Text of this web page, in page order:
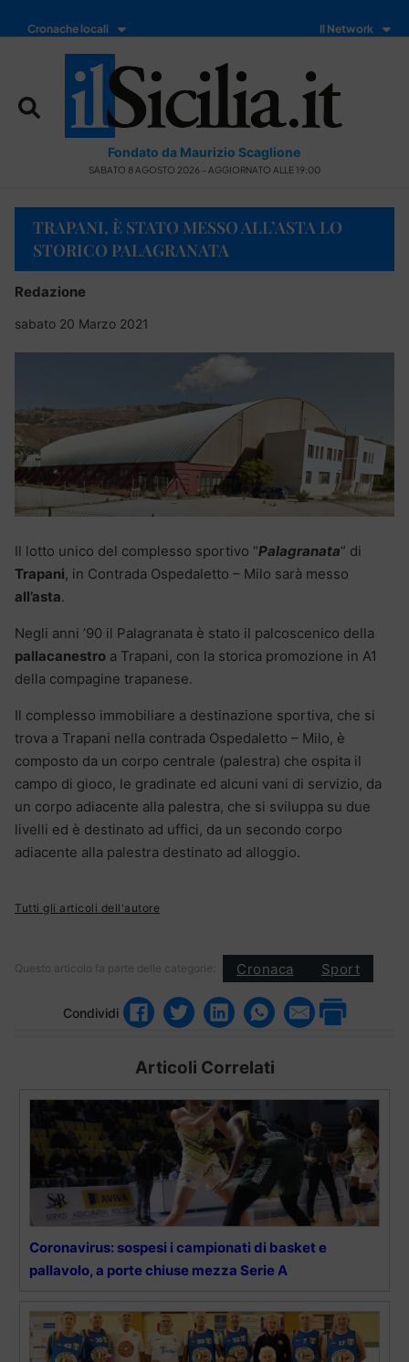
Cronache locali Il Network
Fondato da Maurizio Scaglione
SABATO 8 AGOSTO 2026 - AGGIORNATO ALLE 19:00
TRAPANI, È STATO MESSO ALL’ASTA LO
STORICO PALAGRANATA
Redazione
sabato 20 Marzo 2021
Il lotto unico del complesso sportivo “Palagranata” di
Trapani, in Contrada Ospedaletto – Milo sarà messo
all’asta.
Negli anni ’90 il Palagranata è stato il palcoscenico della
pallacanestro a Trapani, con la storica promozione in A1
della compagine trapanese.
Il complesso immobiliare a destinazione sportiva, che si
trova a Trapani nella contrada Ospedaletto – Milo, è
composto da un corpo centrale (palestra) che ospita il
campo di gioco, le gradinate ed alcuni vani di servizio, da
un corpo adiacente alla palestra, che si sviluppa su due
livelli ed è destinato ad uffici, da un secondo corpo
adiacente alla palestra destinato ad alloggio.
Tutti gli articoli dell'autore
Questo articolo fa parte delle categorie: Cronaca Sport
Condividi
Articoli Correlati
Coronavirus: sospesi i campionati di basket e
pallavolo, a porte chiuse mezza Serie A